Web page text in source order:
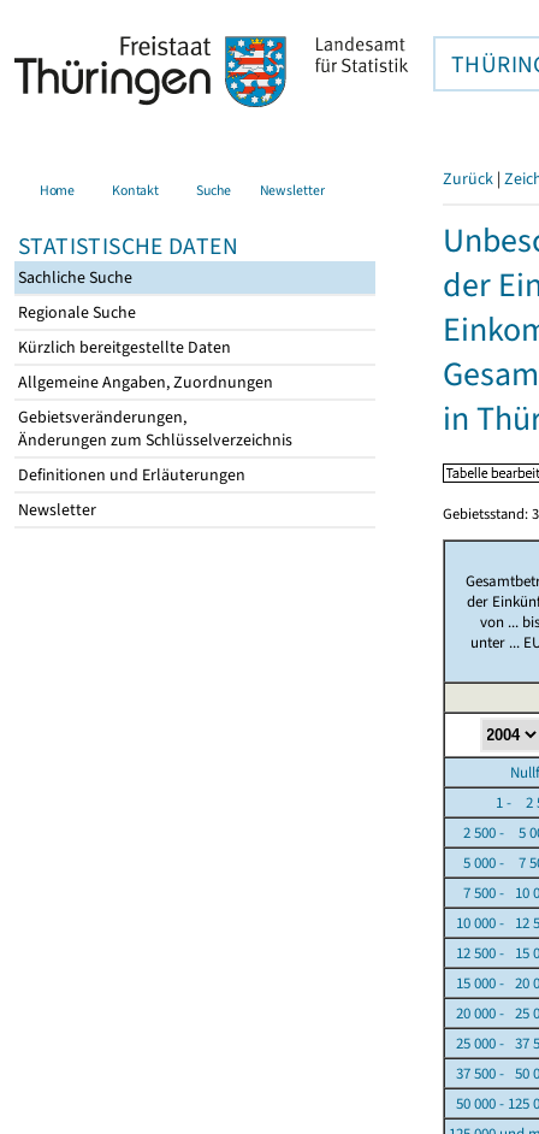
Home Kontakt Suche Newsletter
STATISTISCHE DATEN
Sachliche Suche
Regionale Suche
Kürzlich bereitgestellte Daten
Allgemeine Angaben, Zuordnungen
Gebietsveränderungen,
Änderungen zum Schlüsselverzeichnis
Definitionen und Erläuterungen
Newsletter
Zurück |
der
in
Gebietsstand:
der
von ...
unter ...
1 - 2
2 500 - 5
5 000 - 7
7 500 - 10
10 000 - 12
12 500 - 15
15 000 - 20
20 000 - 25
25 000 - 37
37 500 - 50
50 000 - 125